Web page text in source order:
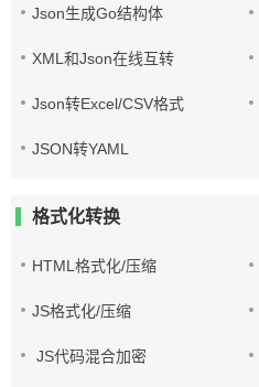
Json生成Go结构体
XML和Json在线互转
Json转Excel/CSV格式
JSON转YAML
格式化转换
HTML格式化/压缩
JS格式化/压缩
JS代码混合加密